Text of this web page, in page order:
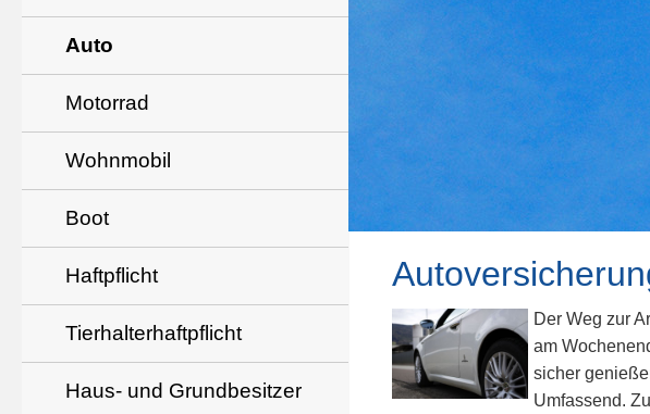
Auto
Motorrad
Wohnmobil
Boot
Haft­pflicht
Tierhalterhaftpflicht
Haus- und Grundbesitzer
Der Weg zur
am
sicher
Umfassend.